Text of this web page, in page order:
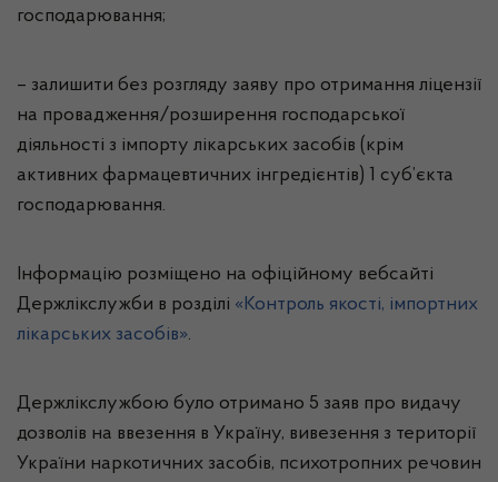
господарювання;
– залишити без розгляду заяву про отримання ліцензії
на провадження/розширення господарської
діяльності з імпорту лікарських засобів (крім
активних фармацевтичних інгредієнтів) 1 суб’єкта
господарювання.
Інформацію розміщено на офіційному вебсайті
Держлікслужби в розділі «Контроль якості, імпортних
лікарських засобів».
Держлікслужбою було отримано 5 заяв про видачу
дозволів на ввезення в Україну, вивезення з території
України наркотичних засобів, психотропних речовин